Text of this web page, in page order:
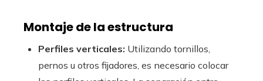
Montaje de la estructura
Perfiles verticales: Utilizando tornillos,
pernos u otros fijadores, es necesario colocar